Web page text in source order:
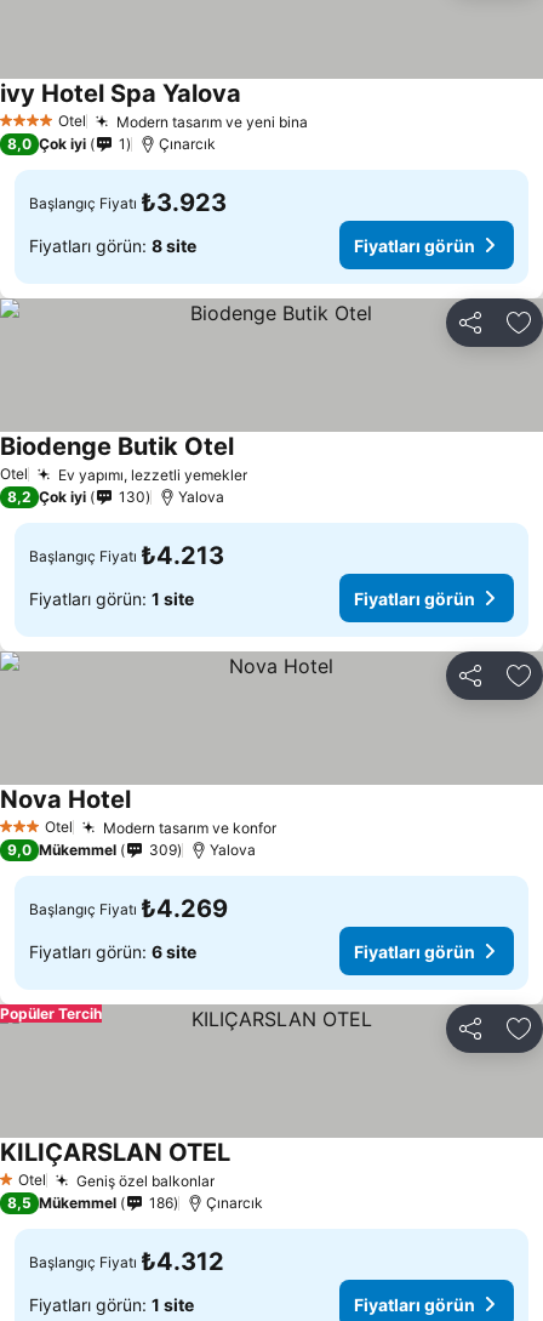
4 Yıldız Otel Modern tasarım ve yeni bina
ivy Hotel Spa Yalova
8,0 Çok iyi 1 Çınarcık
Başlangıç Fiyatı ₺3.923
Fiyatları görün: 8 site Fiyatları görün
Paylaş
Otel Ev yapımı, lezzetli yemekler
Biodenge Butik Otel
8,2 Çok iyi 130 Yalova
Başlangıç Fiyatı ₺4.213
Fiyatları görün: 1 site Fiyatları görün
Paylaş
3 YıldızOtel Modern tasarım ve konfor
Nova Hotel
9,0 Mükemmel 309 Yalova
Başlangıç Fiyatı ₺4.269
Fiyatları görün: 6 site Fiyatları görün
Paylaş
Popüler Tercih
1 Yıldız
Otel Geniş özel balkonlar
KILIÇARSLAN OTEL
8,5 Mükemmel 186 Çınarcık
Başlangıç Fiyatı ₺4.312
Fiyatları görün: 1 site Fiyatları görün